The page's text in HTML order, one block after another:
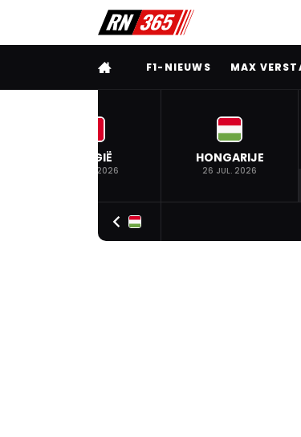
VOLLEDIG MENU
F1-NIEUWS MAX
BELGIË
19 JUL. 2026
HONGARIJE
26 JUL. 2026